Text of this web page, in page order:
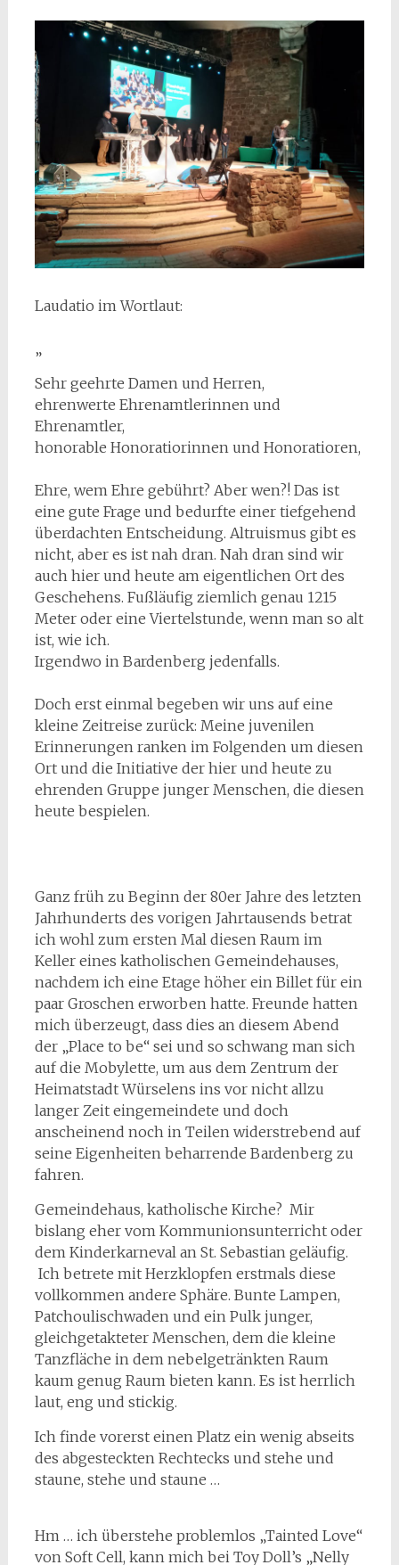
Laudatio im Wortlaut:
„
Sehr geehrte Damen und Herren,
ehrenwerte Ehrenamtlerinnen und
Ehrenamtler,
honorable Honoratiorinnen und Honoratioren,
Ehre, wem Ehre gebührt? Aber wen?! Das ist
eine gute Frage und bedurfte einer tiefgehend
überdachten Entscheidung. Altruismus gibt es
nicht, aber es ist nah dran. Nah dran sind wir
auch hier und heute am eigentlichen Ort des
Geschehens. Fußläufig ziemlich genau 1215
Meter oder eine Viertelstunde, wenn man so alt
ist, wie ich.
Irgendwo in Bardenberg jedenfalls.
Doch erst einmal begeben wir uns auf eine
kleine Zeitreise zurück: Meine juvenilen
Erinnerungen ranken im Folgenden um diesen
Ort und die Initiative der hier und heute zu
ehrenden Gruppe junger Menschen, die diesen
heute bespielen.
Ganz früh zu Beginn der 80er Jahre des letzten
Jahrhunderts des vorigen Jahrtausends betrat
ich wohl zum ersten Mal diesen Raum im
Keller eines katholischen Gemeindehauses,
nachdem ich eine Etage höher ein Billet für ein
paar Groschen erworben hatte. Freunde hatten
mich überzeugt, dass dies an diesem Abend
der „Place to be“ sei und so schwang man sich
auf die Mobylette, um aus dem Zentrum der
Heimatstadt Würselens ins vor nicht allzu
langer Zeit eingemeindete und doch
anscheinend noch in Teilen widerstrebend auf
seine Eigenheiten beharrende Bardenberg zu
fahren.
Gemeindehaus, katholische Kirche? Mir
bislang eher vom Kommunionsunterricht oder
dem Kinderkarneval an St. Sebastian geläufig.
Ich betrete mit Herzklopfen erstmals diese
vollkommen andere Sphäre. Bunte Lampen,
Patchoulischwaden und ein Pulk junger,
gleichgetakteter Menschen, dem die kleine
Tanzfläche in dem nebelgetränkten Raum
kaum genug Raum bieten kann. Es ist herrlich
laut, eng und stickig.
Ich finde vorerst einen Platz ein wenig abseits
des abgesteckten Rechtecks und stehe und
staune, stehe und staune …
Hm … ich überstehe problemlos „Tainted Love“
von Soft Cell, kann mich bei Toy Doll’s „Nelly